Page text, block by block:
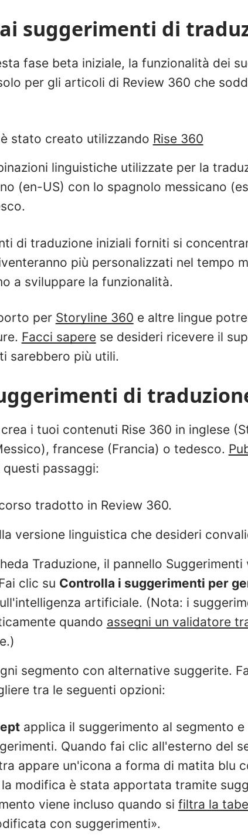
suggerimenti di
fase beta iniziale, la funzionalità dei
per gli articoli di Review 360 che
stato creato utilizzando Rise 360
linguistiche utilizzate per la
(en-US) con lo spagnolo messicano
di traduzione iniziali forniti si
più personalizzati nel tempo
a sviluppare la funzionalità.
per Storyline 360 e altre lingue
Facci saperese desideri ricevere il
sarebbero più utili.
di
crea i tuoi contenuti Rise 360 in inglese
francese (Francia) o tedesco.
passaggi:
tradotto in Review 360.
versione linguistica che desideri
Traduzione, il pannello
clic su Controlla i suggerimenti per
artificiale. (Nota: i
quando assegni un validatore
segmento con alternative suggerite.
tra le seguenti opzioni:
applica il suggerimento al segmento
Quando fai clic all'esterno del
appare un'icona a forma di matita blu
modifica è stata apportata tramite
viene incluso quando si filtra la
con suggerimenti».